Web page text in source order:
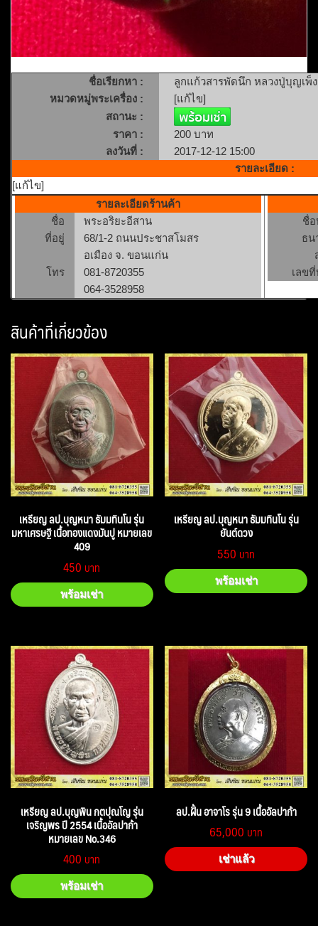
ชื่อเรียกหา :
ลูกแก้วสารพัดนึก หลวงปู่บุญเพ็
หมวดหมู่พระเครื่อง :
[แก้ไข]
สถานะ :
ราคา :
200 บาท
ลงวันที่ :
2017-12-12 15:00
รายละเอียด :
[แก้ไข]
รายละเอียดร้านค้า
ชื่อ
พระอริยะอีสาน
ที่อยู่
68/1-2 ถนนประชาสโมสร
อเมือง จ. ขอนแก่น
โทร
081-8720355
064-3528958
ชื่
ธน
เลข
สินค้าที่เกี่ยวข้อง
เหรียญ ลป.บุญหนา ธัมมทินโน รุ่น
มหาเศรษฐี เนื้อทองแดงมันปู หมายเลข
409
450
พร้อมเช่า
เหรียญ ลป.บุญหนา ธัมมทินโน รุ่น
ยันต์ดวง
550
พร้อมเช่า
เหรียญ ลป.บุญพิน กตปุณโญ รุ่น
เจริญพร ปี 2554 เนื้ออัลปาก้า
หมายเลข No.346
400
พร้อมเช่า
ลป.ฝั้น อาจาโร รุ่น 9 เนื้ออัลปาก้า
65,000
เช่าแล้ว